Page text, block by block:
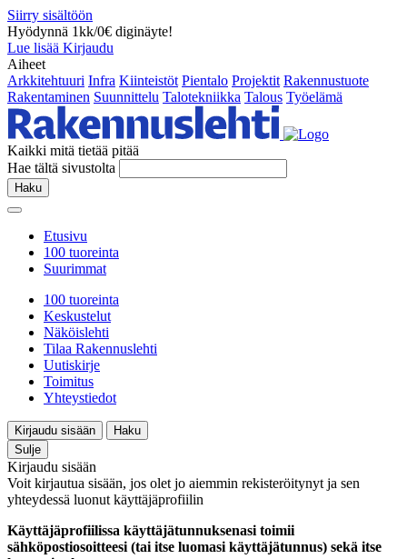
Siirry sisältöön
Hyödynnä 1kk/0€ diginäyte!
Lue lisää Kirjaudu
Aiheet
Arkkitehtuuri Infra Kiinteistöt Pientalo Projektit Rakennustuote
Rakentaminen Suunnittelu Talotekniikka Talous Työelämä
Kaikki mitä tietää pitää
Hae tältä sivustolta
Haku
Etusivu
100 tuoreinta
Suurimmat
100 tuoreinta
Keskustelut
Näköislehti
Tilaa Rakennuslehti
Uutiskirje
Toimitus
Yhteystiedot
Kirjaudu sisään
Haku
Sulje
Kirjaudu sisään
Voit kirjautua sisään, jos olet jo aiemmin rekisteröitynyt ja sen
yhteydessä luonut käyttäjäprofiilin
Käyttäjäprofiilissa käyttäjätunnuksenasi toimii
sähköpostiosoitteesi (tai itse luomasi käyttäjätunnus) sekä itse